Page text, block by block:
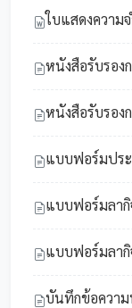
ใบแสดงความ
หนังสือรับรอง
หนังสือรับรอง
แบบฟอร์มปร
แบบฟอร์มลา
แบบฟอร์มลา
บันทึกข้อควา